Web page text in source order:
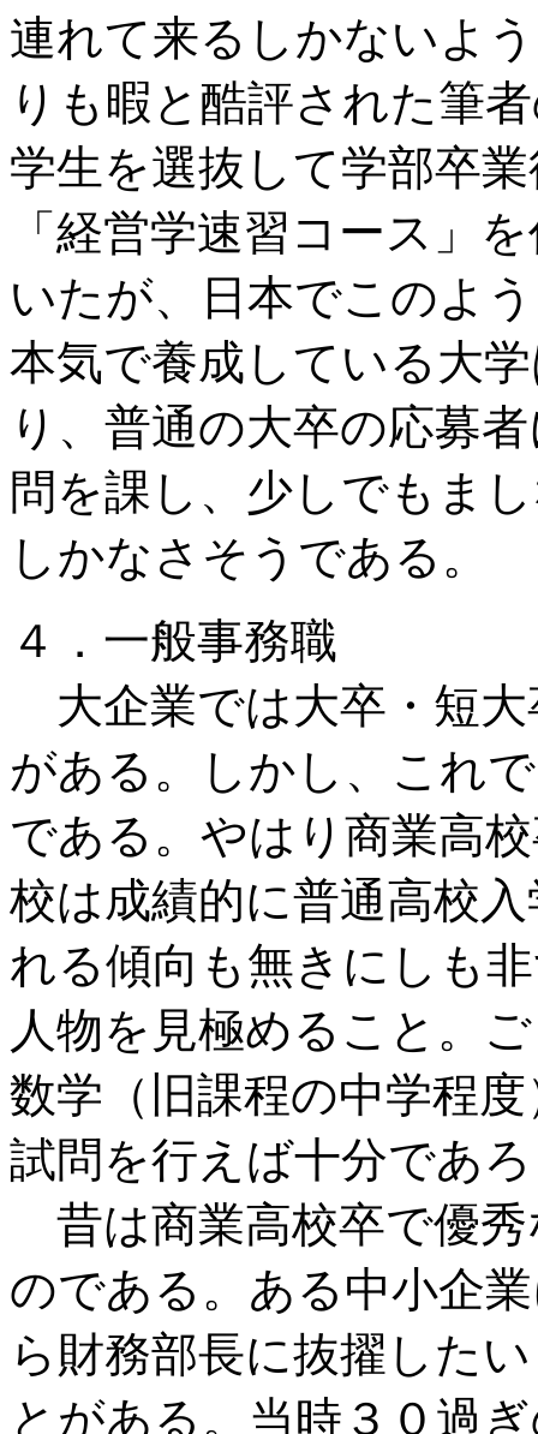
連れて来るしかないよ
りも暇と酷評された筆
学生を選抜して学部卒
「経営学速習コース」
いたが、日本でこのよ
本気で養成している大
り、普通の大卒の応募
問を課し、少しでもま
しかなさそうである。
４．一般事務職
大企業では大卒・短
がある。しかし、これ
である。やはり商業高
校は成績的に普通高校
れる傾向も無きにしも
人物を見極めること。
数学（旧課程の中学程
試問を行えば十分であ
昔は商業高校卒で優
のである。ある中小企
ら財務部長に抜擢した
とがある。当時３０過